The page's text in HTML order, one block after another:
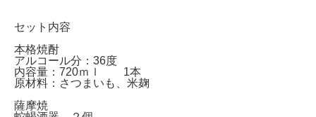
セット内容
本格焼酎
アルコール分：36度
内容量：720ｍｌ 1本
原材料：さつまいも、米麹
薩摩焼